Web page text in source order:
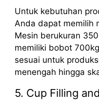
Untuk kebutuhan
Anda dapat memilih
Mesin berukuran
memiliki bobot
sesuai untuk
menengah hingga
5. Cup Filling